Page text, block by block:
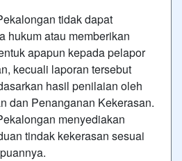
tidak dapat
hukum atau memberikan
apapun kepada pelapor
kecuali laporan tersebut
hasil penilaian oleh
dan Penanganan Kekerasan.
menyediakan
tindak kekerasan sesuai